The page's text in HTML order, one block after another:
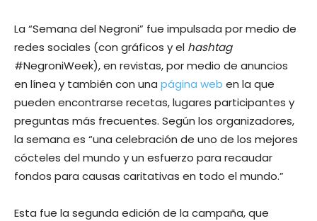
La “Semana del Negroni” fue impulsada por medio de
redes sociales (con gráficos y el hashtag
#NegroniWeek), en revistas, por medio de anuncios
en línea y también con una página web en la que
pueden encontrarse recetas, lugares participantes y
preguntas más frecuentes. Según los organizadores,
la semana es “una celebración de uno de los mejores
cócteles del mundo y un esfuerzo para recaudar
fondos para causas caritativas en todo el mundo.”
Esta fue la segunda edición de la campaña, que